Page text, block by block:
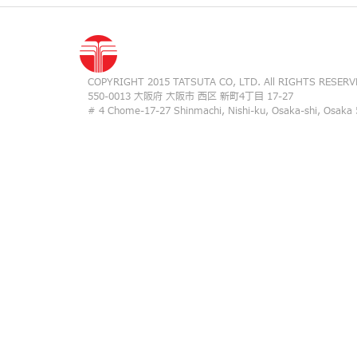
COPYRIGHT 2015 TATSUTA CO, LTD. All RIGHTS
550-0013 大阪府 大阪市 西区 新町4丁目 17-27
# 4 Chome-17-27 Shinmachi, Nishi-ku, Osaka-shi, Osaka